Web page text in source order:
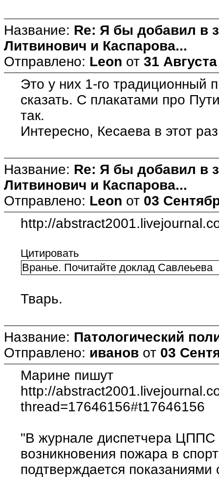
Название: Re: Я бы добавил в
Литвинович и Каспарова...
Отправлено: Leon от 31
Это у них 1-го традиционный
сказать. С плакатами про
так.
Интересно, Кесаева в этот
Название: Re: Я бы добавил в
Литвинович и Каспарова...
Отправлено: Leon от 03
http://
Цитировать
Вранье. Почитайте доклад Савлеьева
Тварь.
Название: Патологический
Отправлено: иванов от 03
Марине пишут
http://
thread=17646156#t17646156
"В журнале диспетчера ЦППС
возникновения пожара в
подтверждается